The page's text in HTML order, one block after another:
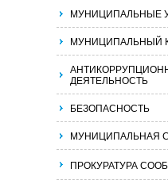
МУНИЦИПАЛЬНЫЕ
МУНИЦИПАЛЬНЫЙ
ДЕЯТЕЛЬНОСТЬ
БЕЗОПАСНОСТЬ
МУНИЦИПАЛЬНАЯ
ПРОКУРАТУРА